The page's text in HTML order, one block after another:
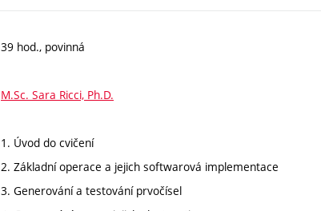
39 hod., povinná
M.Sc. Sara Ricci, Ph.D.
1. Úvod do cvičení
2. Základní operace a jejich softwarová implementace
3. Generování a testování prvočísel